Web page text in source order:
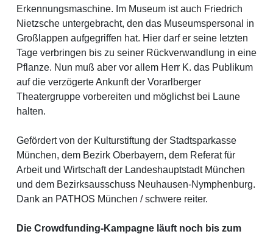
Erkennungsmaschine. Im Museum ist auch Friedrich
Nietzsche untergebracht, den das Museumspersonal in
Großlappen aufgegriffen hat. Hier darf er seine letzten
Tage verbringen bis zu seiner Rückverwandlung in eine
Pflanze. Nun muß aber vor allem Herr K. das Publikum
auf die verzögerte Ankunft der Vorarlberger
Theatergruppe vorbereiten und möglichst bei Laune
halten.
Gefördert von der Kulturstiftung der Stadtsparkasse
München, dem Bezirk Oberbayern, dem Referat für
Arbeit und Wirtschaft der Landeshauptstadt München
und dem Bezirksausschuss Neuhausen-Nymphenburg.
Dank an PATHOS München / schwere reiter.
Die Crowdfunding-Kampagne läuft noch bis zum